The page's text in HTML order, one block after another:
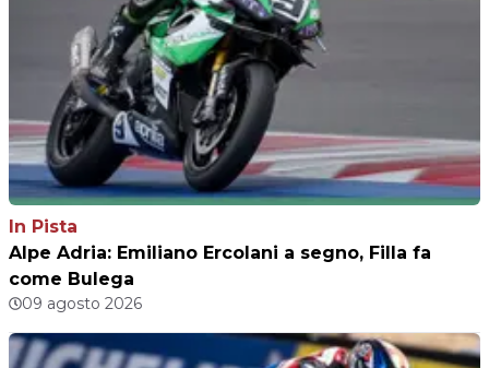
In Pista
Alpe Adria: Emiliano Ercolani a segno, Filla fa
come Bulega
09 agosto 2026